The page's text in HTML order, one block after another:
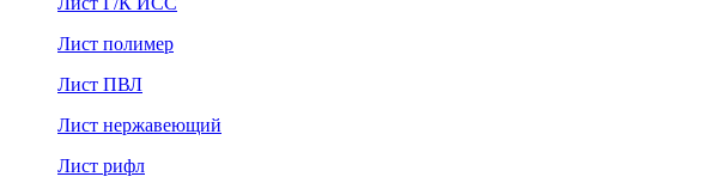
Лист полимер
Лист ПВЛ
Лист нержавеющий
Лист рифл